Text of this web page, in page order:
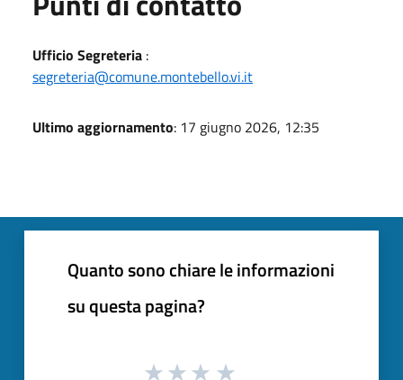
Ufficio Segreteria :
segreteria@comune.montebello.vi.it
Ultimo aggiornamento: 17 giugno 2026, 12:35
Quanto sono chiare le informazioni
su questa pagina?